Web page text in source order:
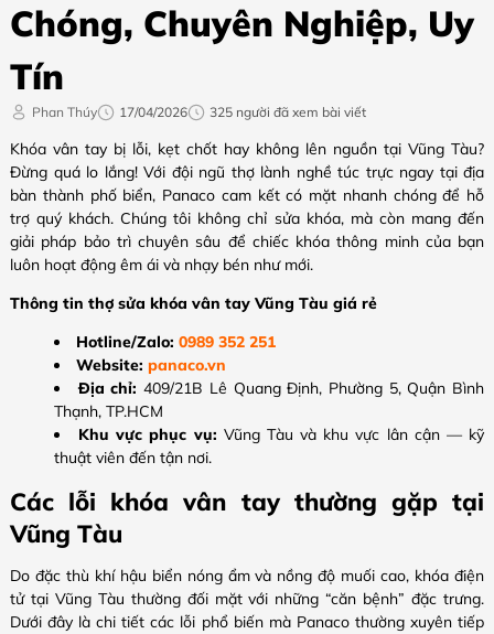
Chóng, Chuyên Nghiệp, Uy
Tín
Phan Thúy 17/04/2026 325 người đã xem bài viết
Khóa vân tay bị lỗi, kẹt chốt hay không lên nguồn tại Vũng Tàu?
Đừng quá lo lắng! Với đội ngũ thợ lành nghề túc trực ngay tại địa
bàn thành phố biển, Panaco cam kết có mặt nhanh chóng để hỗ
trợ quý khách. Chúng tôi không chỉ sửa khóa, mà còn mang đến
giải pháp bảo trì chuyên sâu để chiếc khóa thông minh của bạn
luôn hoạt động êm ái và nhạy bén như mới.
Thông tin thợ sửa khóa vân tay Vũng Tàu giá rẻ
Hotline/Zalo: 0989 352 251
Website: panaco.vn
Địa chỉ: 409/21B Lê Quang Định, Phường 5, Quận Bình
Thạnh, TP.HCM
Khu vực phục vụ: Vũng Tàu và khu vực lân cận — kỹ
thuật viên đến tận nơi.
Các lỗi khóa vân tay thường gặp tại
Vũng Tàu
Do đặc thù khí hậu biển nóng ẩm và nồng độ muối cao, khóa điện
tử tại Vũng Tàu thường đối mặt với những “căn bệnh” đặc trưng.
Dưới đây là chi tiết các lỗi phổ biến mà Panaco thường xuyên tiếp